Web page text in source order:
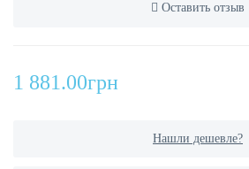
Оставить отзыв
1 881.00грн
Нашли дешевле?